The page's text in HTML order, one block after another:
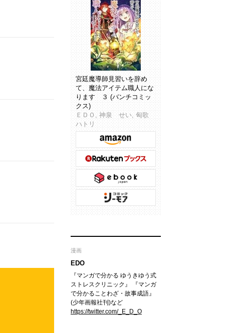
宮廷魔導師見習いを辞め
て、魔法アイテム職人にな
ります ３ (バンチコミッ
クス)
ＥＤＯ, 神泉 せい, 匈歌
ハトリ
漫画
EDO
『マンガで分かる ゆうきゆう式
ストレスクリニック』 『マンガ
で分かることわざ・故事成語』
(少年画報社刊)など
https://twitter.com/_E_D_O